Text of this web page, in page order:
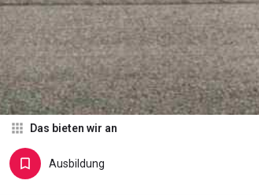
Anzeige
Das bieten wir an
Ausbildung